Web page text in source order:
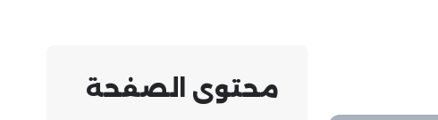
محتوى الصفحة